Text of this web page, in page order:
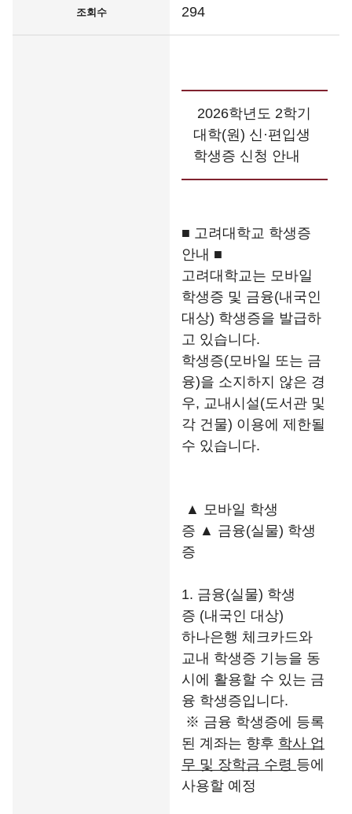
조회수 294
2026학년도 2학기
대학(원) 신·편입생
학생증 신청 안내
■ 고려대학교 학생증
안내 ■
고려대학교는 모바일
학생증 및 금융(내국인
대상) 학생증을 발급하
고 있습니다.
학생증(모바일 또는 금
융)을 소지하지 않은 경
우, 교내시설(도서관 및
각 건물) 이용에 제한될
수 있습니다.
▲ 모바일 학생
증 ▲ 금융(실물) 학생
증
1. 금융(실물) 학생
증 (내국인 대상)
하나은행 체크카드와
교내 학생증 기능을 동
시에 활용할 수 있는 금
융 학생증입니다.
※ 금융 학생증에 등록
된 계좌는 향후 학사 업
무 및 장학금 수령 등에
사용할 예정